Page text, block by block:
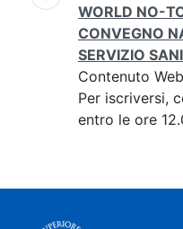
WORLD NO-
CONVEGNO
SERVIZIO
Contenuto Web
Per iscriversi,
entro le ore